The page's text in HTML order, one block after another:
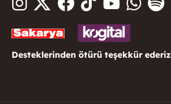
Desteklerinden ötürü teşekkür ederiz